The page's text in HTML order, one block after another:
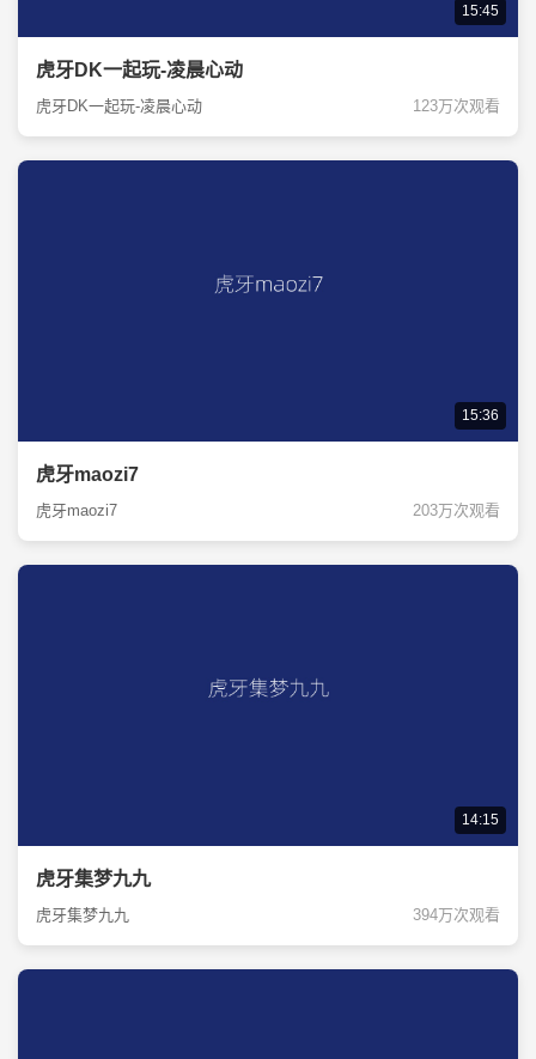
15:45
虎牙DK一起玩-凌晨心动
虎牙DK一起玩-凌晨心动 123万次观看
15:36
虎牙maozi7
虎牙maozi7 203万次观看
14:15
虎牙集梦九九
虎牙集梦九九 394万次观看